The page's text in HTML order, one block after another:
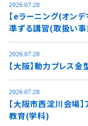
2026.07.28
【eラーニング(オン
準ずる講習(取扱い
2026.07.28
【大阪】動力プレス
2026.07.28
【大阪市西淀川会場
教育(学科)